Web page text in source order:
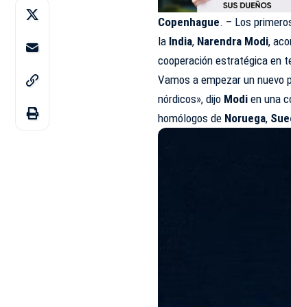
Copenhague. – Los
la India, Narendra Modi,
cooperación estratégica en
Vamos a empezar un nuevo
nórdicos», dijo Modi en una
homólogos de Noruega,